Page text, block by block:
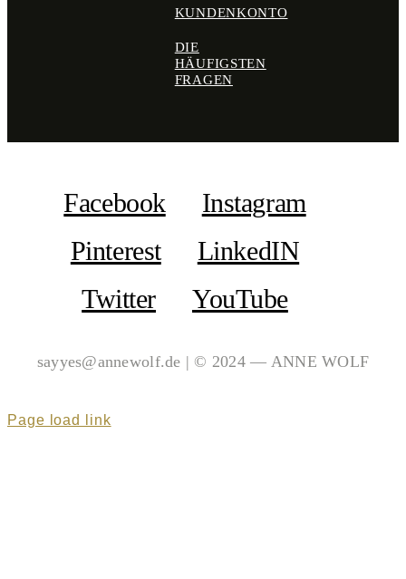
KUNDENKONTO
DIE
HÄUFIGSTEN
FRAGEN
Facebook
Instagram
Pinterest
LinkedIN
Twitter
YouTube
sayyes@annewolf.de | © 2024 — ANNE WOLF
Page load link